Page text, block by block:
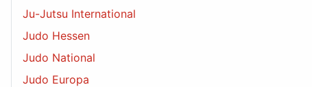
Ju-Jutsu International
Judo Hessen
Judo National
Judo Europa